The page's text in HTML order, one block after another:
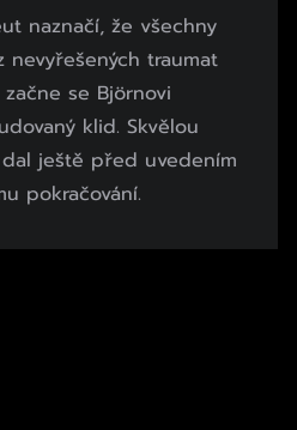
naznačí, že všechny
traumat
se Björnovi
klid. Skvělou
ještě před uvedením
pokračování.